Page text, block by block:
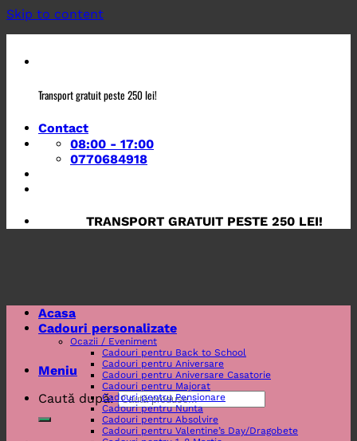
Skip to content
Transport gratuit peste 250 lei!
Contact
08:00 - 17:00
0770684918
TRANSPORT GRATUIT PESTE 250 LEI!
Meniu
Caută după:
Acasa
Cadouri personalizate
Ocazii / Eveniment
Cadouri pentru Back to School
Cadouri pentru Aniversare
Cadouri pentru Aniversare Casatorie
Cadouri pentru Majorat
Cadouri pentru Pensionare
Cadouri pentru Nunta
Cadouri pentru Absolvire
Cadouri pentru Valentine’s Day/Dragobete